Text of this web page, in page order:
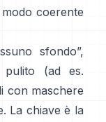
coerente
sfondo”,
(ad es.
con maschere
La chiave è la